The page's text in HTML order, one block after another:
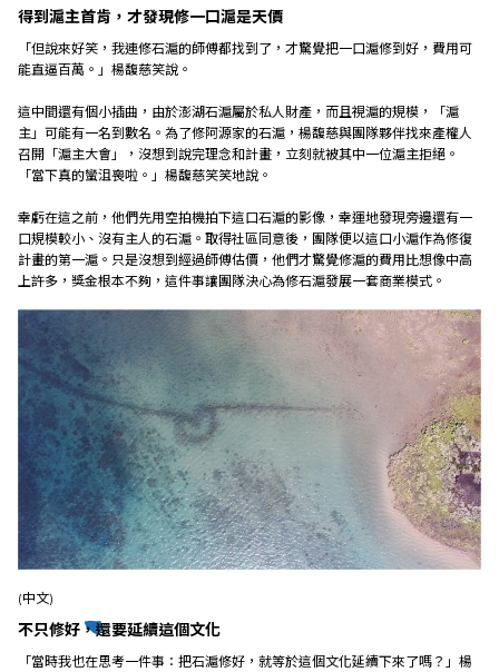
得到滬主首肯，才發現修一口滬是天價
「但說來好笑，我連修石滬的師傅都找到了，才驚覺把一口滬修到好，費用可
能直逼百萬。」楊馥慈笑說。
這中間還有個小插曲，由於澎湖石滬屬於私人財產，而且視滬的規模，「滬
主」可能有一名到數名。為了修阿源家的石滬，楊馥慈與團隊夥伴找來產權人
召開「滬主大會」，沒想到說完理念和計畫，立刻就被其中一位滬主拒絕。
「當下真的蠻沮喪啦。」楊馥慈笑笑地說。
幸虧在這之前，他們先用空拍機拍下這口石滬的影像，幸運地發現旁邊還有一
口規模較小、沒有主人的石滬。取得社區同意後，團隊便以這口小滬作為修復
計畫的第一滬。只是沒想到經過師傅估價，他們才驚覺修滬的費用比想像中高
上許多，獎金根本不夠，這件事讓團隊決心為修石滬發展一套商業模式。
(中文)
不只修好，還要延續這個文化
「當時我也在思考一件事：把石滬修好，就等於這個文化延續下來了嗎？」楊